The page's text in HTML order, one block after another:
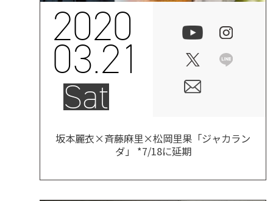
2020
03.21
Sat
坂本麗衣×斉藤麻里×松岡里果「ジャカラン
ダ」 *7/18に延期